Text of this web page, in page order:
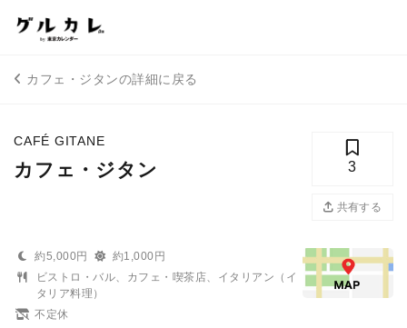
カフェ・ジタンの詳細に戻る
CAFÉ GITANE
カフェ・ジタン 3
共有する
約5,000円
約1,000円
ビストロ・バル、カフェ・喫茶店、イタリアン（イ
タリア料理）
不定休